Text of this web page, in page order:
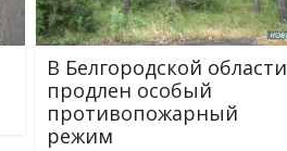
В Белгородской области
продлен особый
противопожарный
режим